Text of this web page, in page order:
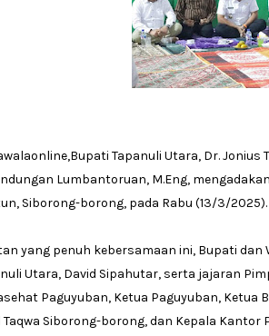
Tapanuli Utara, Dr.
Lumbantoruan, M.Eng,
Siborong-borong, pada Rabu (13/3/2025).
yang penuh kebersamaan ini, Bupati
Utara, David Sipahutar, serta jajaran
Paguyuban, Ketua Paguyuban, Ketua
Siborong-borong, dan Kepala